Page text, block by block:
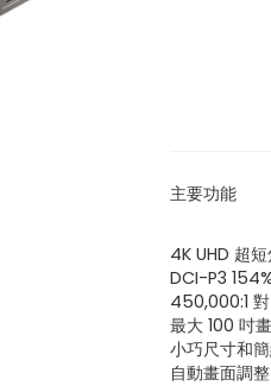
主要功能
4K UHD 超
DCI-P3
450,000:1
最大 100 吋
小巧尺寸和
自動畫面調
和原生
$
新品上市